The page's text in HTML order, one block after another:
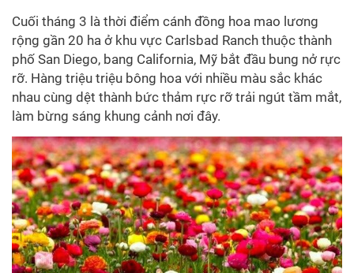
Cuối tháng 3 là thời điểm cánh đồng hoa mao lương
rộng gần 20 ha ở khu vực Carlsbad Ranch thuộc thành
phố San Diego, bang California, Mỹ bắt đầu bung nở rực
rỡ. Hàng triệu triệu bông hoa với nhiều màu sắc khác
nhau cùng dệt thành bức thảm rực rỡ trải ngút tầm mắt,
làm bừng sáng khung cảnh nơi đây.